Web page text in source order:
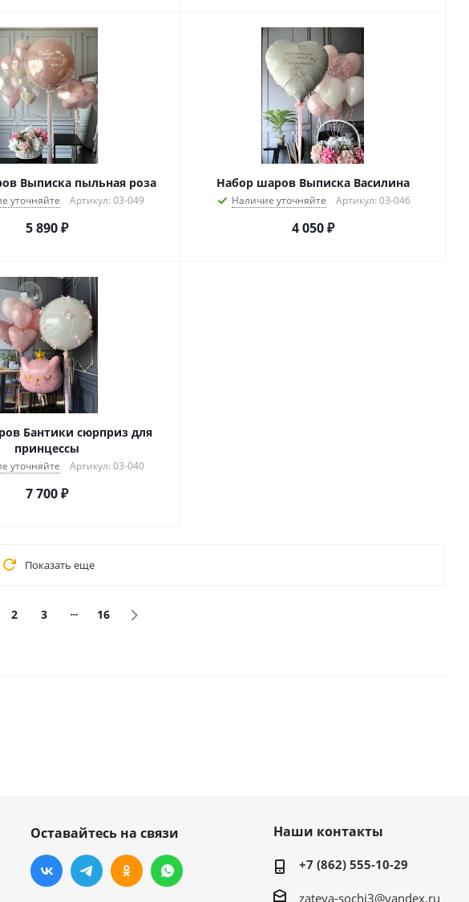
Выписка пыльная роза
уточняйте Артикул: 03-049
5 890₽
Набор шаров Выписка Василина
Наличие уточняйте Артикул: 03-046
4 050₽
Бантики сюрприз для
принцессы
уточняйте Артикул: 03-040
7 700₽
Показать еще
2 3 16
Оставайтесь на связи Наши контакты
+7 (862) 555-10-29
zateya-sochi3@yandex.ru